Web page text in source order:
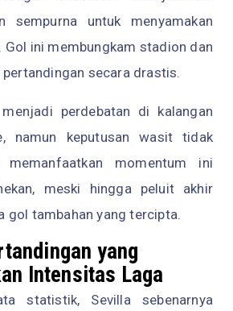
sempurna untuk menyamakan
ini membungkam stadion dan
secara drastis.
perdebatan di kalangan
namun keputusan wasit tidak
memanfaatkan momentum ini
meski hingga peluit akhir
gol tambahan yang tercipta.
yang
Intensitas Laga
statistik, Sevilla sebenarnya